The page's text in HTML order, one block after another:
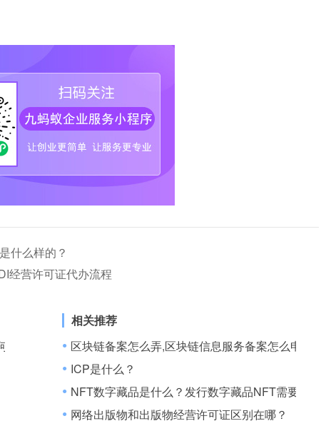
什么样的？
经营许可证代办流程
申请电信业务经营许可？
相关推荐
● 区块链备案怎么弄,区块链信息服务备案怎么申请？
● ICP是什么？
● NFT数字藏品是什么？发行数字藏品NFT需要哪些
● 网络出版物和出版物经营许可证区别在哪？